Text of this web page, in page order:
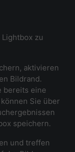
zu
aktivieren
Bildrand.
bereits eine
Sie über
speichern.
und treffen